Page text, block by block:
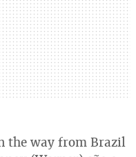
the way from Brazil